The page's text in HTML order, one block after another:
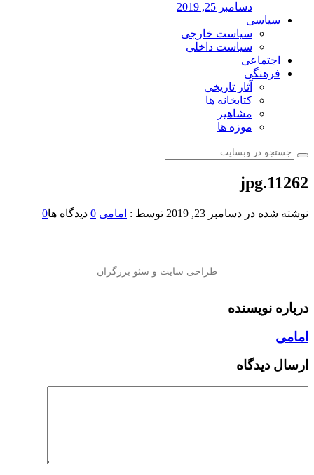
دسامبر 25, 2019
سیاسی
سیاست خارجی
سیاست داخلی
اجتماعی
فرهنگی
آثار تاریخی
کتابخانه ها
مشاهیر
موزه ها
11262.jpg
نوشته شده در دسامبر 23, 2019 توسط : امامی 0 دیدگاه ها0
درباره نویسنده
امامی
ارسال دیدگاه